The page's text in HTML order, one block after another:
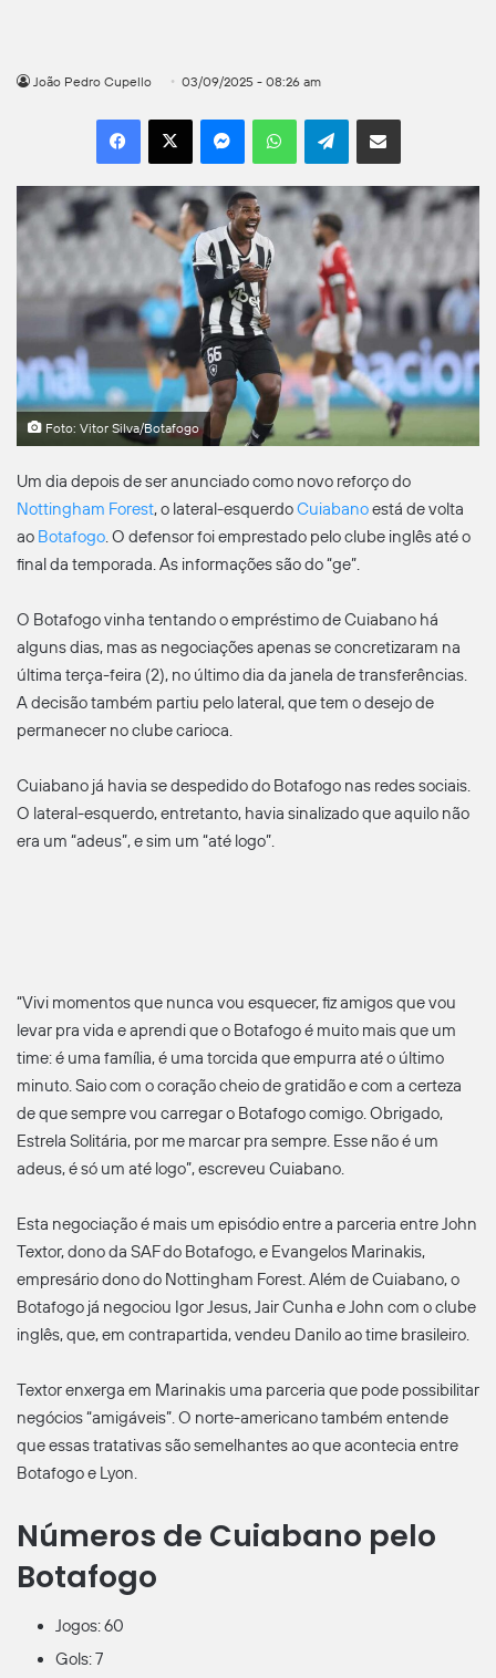
João Pedro Cupello 03/09/2025 - 08:26 am
Facebook
X MessengerWhatsAppTelegramCompartilhar por e-mail
Foto: Vitor Silva/Botafogo
Um dia depois de ser anunciado como novo reforço do
Nottingham Forest, o lateral-esquerdoCuiabanoestá de volta
ao Botafogo. O defensor foi emprestado pelo clube inglês até o
final da temporada. As informações são do “ge”.
O Botafogo vinha tentando o empréstimo de Cuiabano há
alguns dias, mas as negociações apenas se concretizaram na
última terça-feira (2), no último dia da janela de transferências.
A decisão também partiu pelo lateral, que tem o desejo de
permanecer no clube carioca.
Cuiabano já havia se despedido do Botafogo nas redes sociais.
O lateral-esquerdo, entretanto, havia sinalizado que aquilo não
era um “adeus”, e sim um “até logo”.
“Vivi momentos que nunca vou esquecer, fiz amigos que vou
levar pra vida e aprendi que o Botafogo é muito mais que um
time: é uma família, é uma torcida que empurra até o último
minuto. Saio com o coração cheio de gratidão e com a certeza
de que sempre vou carregar o Botafogo comigo. Obrigado,
Estrela Solitária, por me marcar pra sempre. Esse não é um
adeus, é só um até logo”, escreveu Cuiabano.
Esta negociação é mais um episódio entre a parceria entre John
Textor, dono da SAF do Botafogo, e Evangelos Marinakis,
empresário dono do Nottingham Forest. Além de Cuiabano, o
Botafogo já negociou Igor Jesus, Jair Cunha e John com o clube
inglês, que, em contrapartida, vendeu Danilo ao time brasileiro.
Textor enxerga em Marinakis uma parceria que pode possibilitar
negócios “amigáveis”. O norte-americano também entende
que essas tratativas são semelhantes ao que acontecia entre
Botafogo e Lyon.
Números de Cuiabano pelo
Botafogo
Jogos: 60
Gols: 7